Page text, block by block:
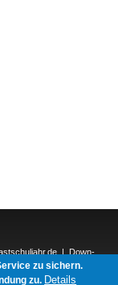
| Down-
|ReiseTops.com|
zu sichern.
zu. Details